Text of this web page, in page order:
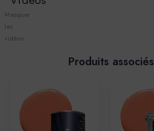
Masquer
les
vidéos
Produits associés